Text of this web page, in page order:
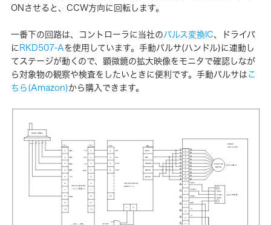
ONさせると、CCW方向に回転します。
一番下の回路は、コントローラに当社のパルス変換IC、ドライバ
にRKD507-Aを使用しています。手動パルサ(ハンドル)に連動し
てステージが動くので、顕微鏡の拡大映像をモニタで確認しなが
ら対象物の観察や検査をしたいときに便利です。手動パルサはこ
ちら(Amazon)から購入できます。